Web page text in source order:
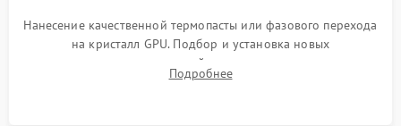
Нанесение качественной термопасты или фазового перехода
на кристалл GPU. Подбор и установка новых
термопрокладок правильной толщины на память и цепи
питания. Монтаж радиатора и бэкплейта, подключение и
Подробнее